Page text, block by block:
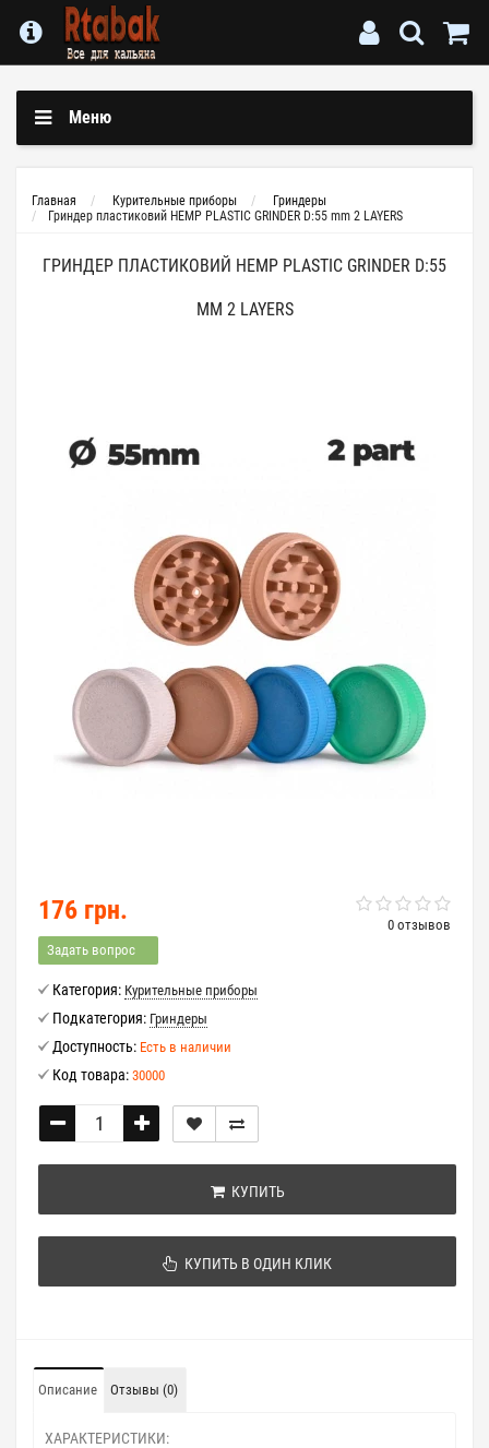
Меню
Главная Курительные приборы
Гриндеры
Гриндер пластиковий HEMP PLASTIC GRINDER D:55 mm 2 LAYERS
ГРИНДЕР ПЛАСТИКОВИЙ HEMP PLASTIC GRINDER D:55
MM 2 LAYERS
0 отзывов
176 грн.
Задать вопрос
Категория: Курительные приборы
Подкатегория: Гриндеры
Доступность: Есть в наличии
Код товара: 30000
КУПИТЬ
КУПИТЬ В ОДИН КЛИК
Описание Отзывы (0)
ХАРАКТЕРИСТИКИ: